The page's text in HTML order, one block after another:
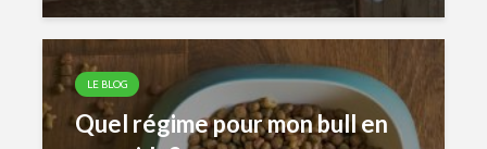
LE BLOG
Quel régime pour mon bull en